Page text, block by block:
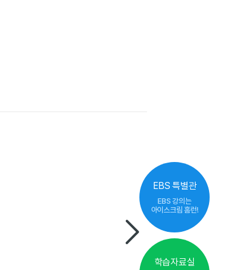
EBS 특별관
EBS 강의는
아이스크림 홈런!
학습자료실